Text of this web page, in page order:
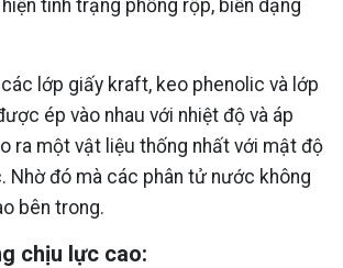
tình trạng phồng rộp, biến dạng
lớp giấy kraft, keo phenolic và lớp
ép vào nhau với nhiệt độ và áp
ra một vật liệu thống nhất với mật độ
Nhờ đó mà các phân tử nước không
bên trong.
chịu lực cao: